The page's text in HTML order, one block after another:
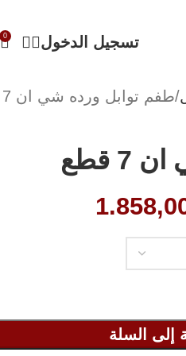
تسجيل الدخول 0
طفم توابل ورده شي ان 7 قطع
قطع
إلى السلة